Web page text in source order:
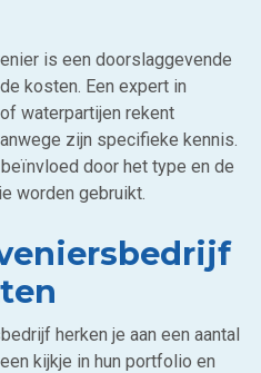
is een doorslaggevende
kosten. Een expert in
waterpartijen rekent
zijn specifieke kennis.
door het type en de
worden gebruikt.
herken je aan een aantal
kijkje in hun portfolio en